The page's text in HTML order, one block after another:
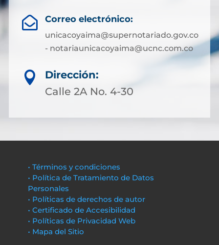
 Correo electrónico:
unicacoyaima@supernotariado.gov.co
- notariaunicacoyaima@ucnc.com.co

Dirección:
Calle 2A No. 4-30
• Términos y condiciones
• Política de Tratamiento de Datos
Personales
• Políticas de derechos de autor
• Certificado de Accesibilidad
• Políticas de Privacidad Web
• Mapa del Sitio